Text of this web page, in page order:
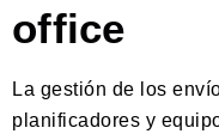
office
La gestión de los
planificadores y